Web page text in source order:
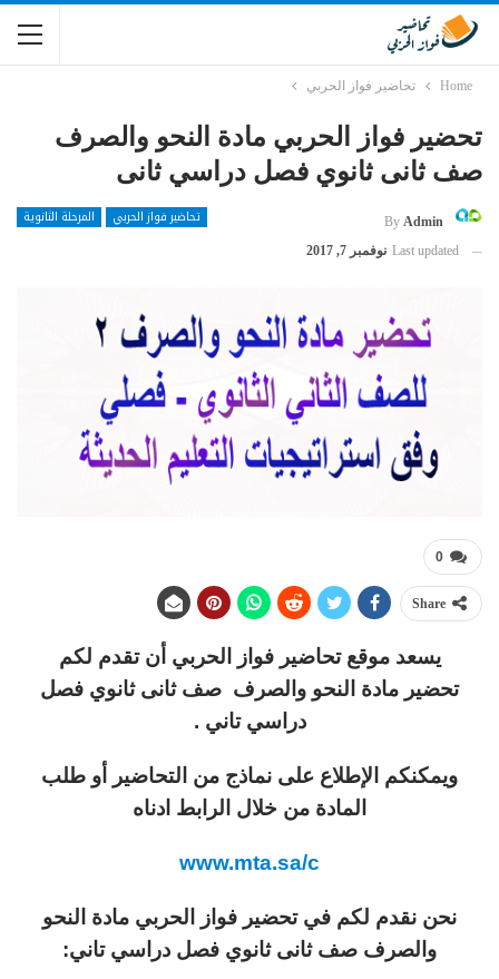
Home تحاضير فواز الحربي
تحضير فواز الحربي مادة النحو والصرف
صف ثانى ثانوي فصل دراسي ثانى
تحاضير فواز الحربي المرحلة الثانوية By Admin
Last updated نوفمبر 7, 2017
0
Share
يسعد موقع تحاضير فواز الحربي أن تقدم لكم
تحضير مادة النحو والصرف صف ثانى ثانوي فصل
دراسي تاني .
ويمكنكم الإطلاع على نماذج من التحاضير أو طلب
المادة من خلال الرابط ادناه
www.mta.sa/c
نحن نقدم لكم في تحضير فواز الحربي مادة النحو
والصرف صف ثانى ثانوي فصل دراسي تاني: